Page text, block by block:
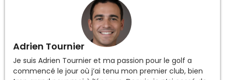
Adrien Tournier
Je suis Adrien Tournier et ma passion pour le golf a
commencé le jour où j’ai tenu mon premier club, bien